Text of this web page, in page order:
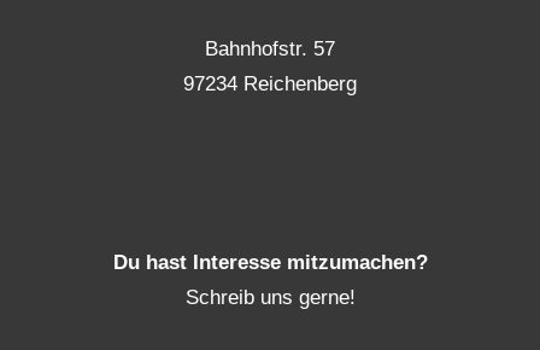
Bahnhofstr. 57
97234 Reichenberg
Du hast Interesse mitzumachen?
Schreib uns gerne!